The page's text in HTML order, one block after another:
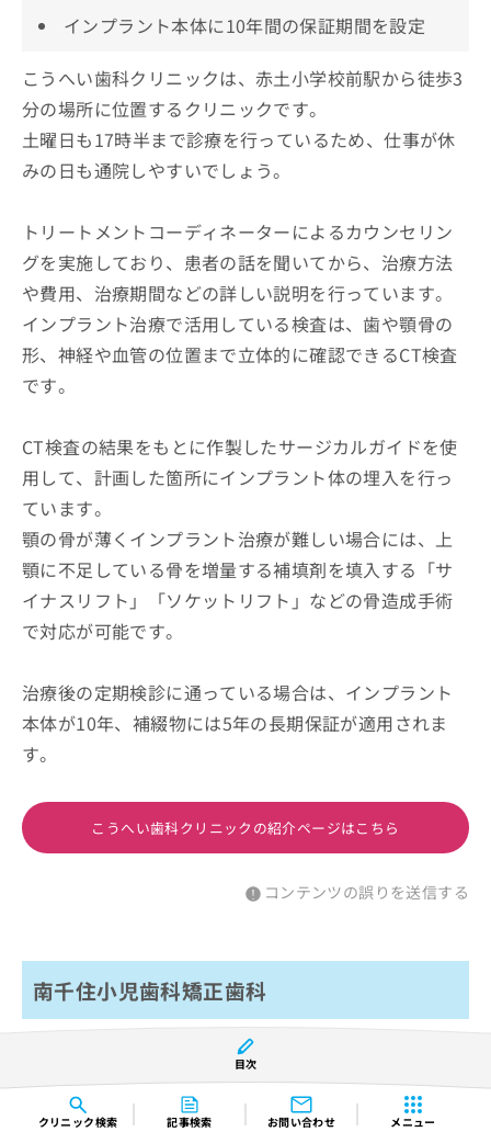
クリニック検索 記事検索 お問い合わせ メニュー
インプラント本体に10年間の保証期間を設定
こうへい歯科クリニックは、赤土小学校前駅から徒歩3
分の場所に位置するクリニックです。
土曜日も17時半まで診療を行っているため、仕事が休
みの日も通院しやすいでしょう。
トリートメントコーディネーターによるカウンセリン
グを実施しており、患者の話を聞いてから、治療方法
や費用、治療期間などの詳しい説明を行っています。
インプラント治療で活用している検査は、歯や顎骨の
形、神経や血管の位置まで立体的に確認できるCT検査
です。
CT検査の結果をもとに作製したサージカルガイドを使
用して、計画した箇所にインプラント体の埋入を行っ
ています。
顎の骨が薄くインプラント治療が難しい場合には、上
顎に不足している骨を増量する補填剤を填入する「サ
イナスリフト」「ソケットリフト」などの骨造成手術
で対応が可能です。
治療後の定期検診に通っている場合は、インプラント
本体が10年、補綴物には5年の長期保証が適用されま
す。
こうへい歯科クリニックの紹介ページはこちら
コンテンツの誤りを送信する
南千住小児歯科矯正歯科
目次